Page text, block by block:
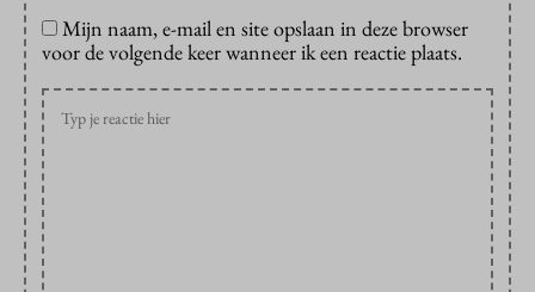
Mijn naam, e-mail en site opslaan in deze browser
voor de volgende keer wanneer ik een reactie plaats.